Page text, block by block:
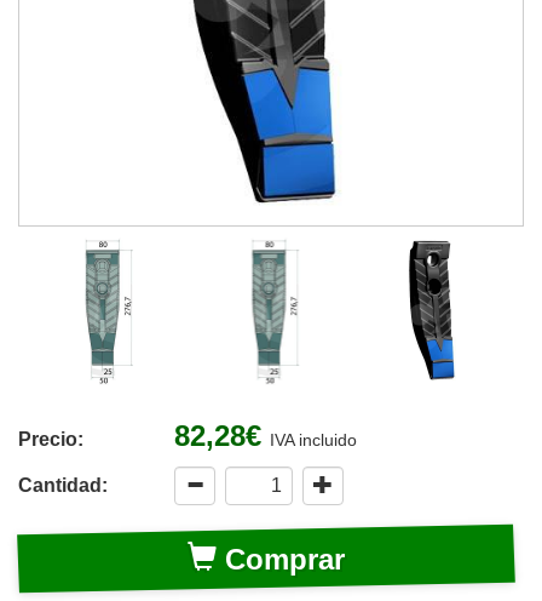
Precio: 82,28€ IVA incluido
Cantidad:
Comprar